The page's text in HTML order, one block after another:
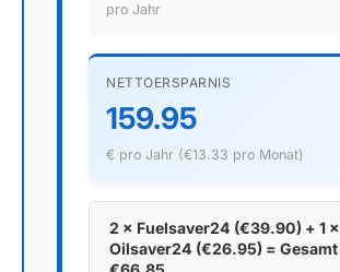
pro Jahr
NETTOERSPARNIS
159.95
€ pro Jahr (€13.33 pro Monat)
2 × Fuelsaver24 (€39.90) + 1 ×
Oilsaver24 (€26.95) = Gesamt